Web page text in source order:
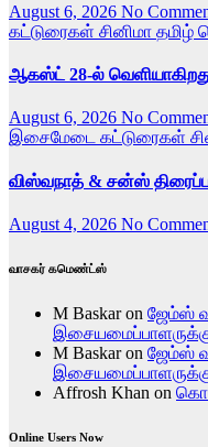
August 6, 2026 No
கட்டுரைகள் சினிமா தமிழ்
ஆகஸ்ட் 28-ல்
August 6, 2026 No
இசைமேடை கட்டுரைகள்
விஸ்வநாத் & சன்ஸ்
August 4, 2026 No
வாசகர் கமெண்ட்ஸ்
M Baskaron ஜேம்ஸ்
M Baskaron ஜேம்ஸ்
Affrosh Khan on
Online Users Now